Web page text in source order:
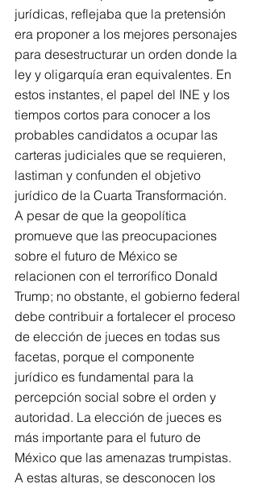
jurídicas, reflejaba que la pretensión
era proponer a los mejores personajes
para desestructurar un orden donde la
ley y oligarquía eran equivalentes. En
estos instantes, el papel del INE y los
tiempos cortos para conocer a los
probables candidatos a ocupar las
carteras judiciales que se requieren,
lastiman y confunden el objetivo
jurídico de la Cuarta Transformación.
A pesar de que la geopolítica
promueve que las preocupaciones
sobre el futuro de México se
relacionen con el terrorífico Donald
Trump; no obstante, el gobierno federal
debe contribuir a fortalecer el proceso
de elección de jueces en todas sus
facetas, porque el componente
jurídico es fundamental para la
percepción social sobre el orden y
autoridad. La elección de jueces es
más importante para el futuro de
México que las amenazas trumpistas.
A estas alturas, se desconocen los